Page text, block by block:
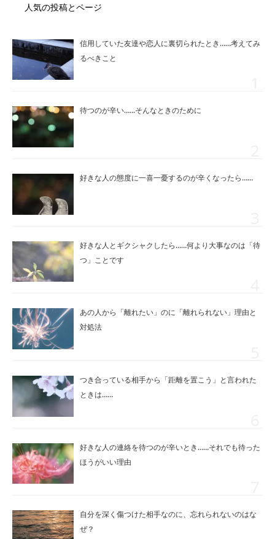
人気の投稿とページ
信用していた友達や恋人に裏切られたとき……考えてみ
るべきこと
待つのが辛い……そんなときのために
好きな人の態度に一喜一憂するのが辛くなったら……
好きな人とギクシャクしたら……何より大事なのは「待
つ」ことです
あの人から「離れたい」のに「離れられない」理由と
対処法
つき合っている相手から「距離を置こう」と言われた
ときは……
好きな人の連絡を待つのが辛いとき……それでも待った
ほうがいい理由
自分を深く傷つけた相手なのに、忘れられないのはな
ぜ？